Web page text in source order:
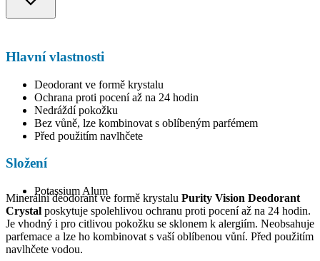
Hlavní vlastnosti
Deodorant ve formě krystalu
Ochrana proti pocení až na 24 hodin
Nedráždí pokožku
Bez vůně, lze kombinovat s oblíbeným parfémem
Před použitím navlhčete
Složení
Potassium Alum
Minerální deodorant ve formě krystalu Purity Vision Deodorant
Crystal poskytuje spolehlivou ochranu proti pocení až na 24 hodin.
Je vhodný i pro citlivou pokožku se sklonem k alergiím. Neobsahuje
parfemace a lze ho kombinovat s vaší oblíbenou vůní. Před použitím
navlhčete vodou.